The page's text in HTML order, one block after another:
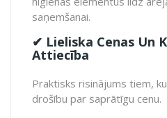
saņemšanai.
✔ Lieliska Cenas Un
Attiecība
Praktisks risinājums tiem,
drošību par saprātīgu cenu.